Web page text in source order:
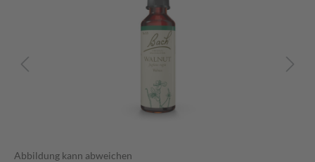
Abbildung kann abweichen